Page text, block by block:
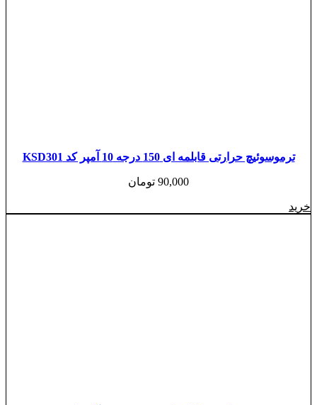
ترموسوئیچ حرارتی قابلمه ای 150 درجه 10 آمپر کد KSD301
90,000 تومان
خرید